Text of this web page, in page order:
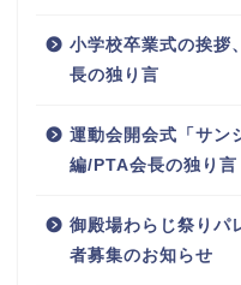
小学校卒業式の挨拶
長の独り言
運動会開会式「サン
編/PTA会長の独り言
御殿場わらじ祭りパ
者募集のお知らせ